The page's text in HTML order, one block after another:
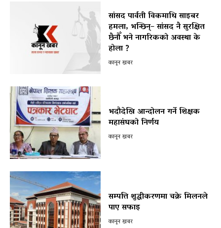
सांसद पार्वती विकमाथि साइबर
हमला, भन्छिन्– सांसद नै सुरक्षित
छैनौँ भने नागरिकको अवस्था के
होला ?
कानून खबर
भदौदेखि आन्दोलन गर्ने शिक्षक
महासंघको निर्णय
कानून खबर
सम्पत्ति शुद्धीकरणमा चक्रे मिलनले
पाए सफाइ
कानून खबर